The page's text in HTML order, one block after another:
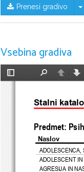
Prenesi gradivo
Vsebina gradiva
Preklopi
Nazaj
Stalni
Predmet:
Naslov
ADOLESCENCA,
ADOLESCENT
AGRESIJA IN